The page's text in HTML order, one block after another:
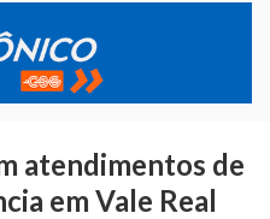
atendimentos de
em Vale Real